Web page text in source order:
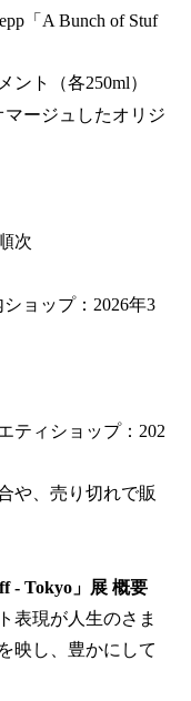
「A Bunch of Stuf
ト（各250ml）
ージュしたオリジ
次
ショップ：2026年3
ティショップ：202
や、売り切れで販
- Tokyo」展 概要
表現が人生のさま
映し、豊かにして